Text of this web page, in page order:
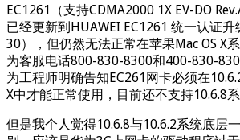
EC1261（支持CDMA2000 1X EV-DO
已经更新到HUAWEI EC1261 统一认证
30），但仍然无法正常在苹果Mac OS X
为客服电话800-830-8300和400-830-
为工程师明确告知EC261网卡必须在
X中才能正常使用，目前还不支持10.6.8系
但是我个人觉得10.6.8与10.6.2系统底层